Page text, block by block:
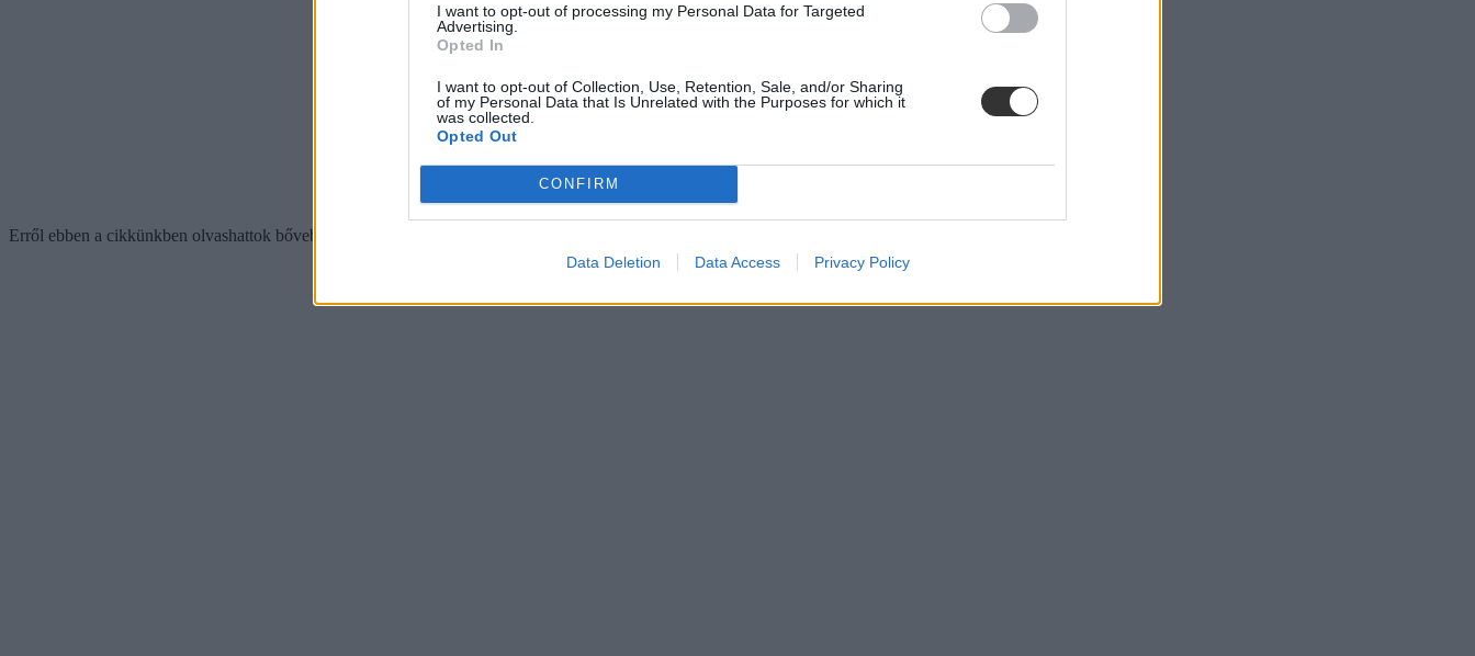
I want to opt-out of processing my Personal Data for Targeted
Advertising.
Opted In
I want to opt-out of Collection, Use, Retention, Sale, and/or Sharing
of my Personal Data that Is Unrelated with the Purposes for which it
was collected.
Opted Out
CONFIRM
Data Deletion Data Access Privacy Policy
Erről ebben a cikkünkben olvashattok bővebben: